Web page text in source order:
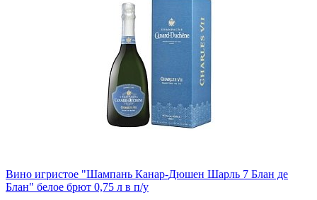
Вино игристое "Шампань Канар-Дюшен Шарль 7 Блан де
Блан" белое брют 0,75 л в п/у